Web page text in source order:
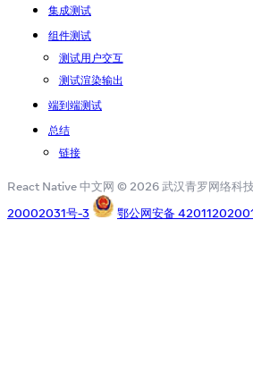
集成测试
组件测试
测试用户交互
测试渲染输出
端到端测试
总结
链接
React Native 中文网 © 2026 武汉青罗网络科
20002031号-3
鄂公网安备